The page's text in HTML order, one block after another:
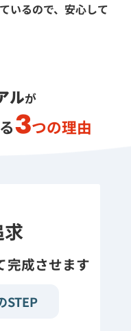
いるので、安心して
ルが
3つの理由
完成させます
STEP